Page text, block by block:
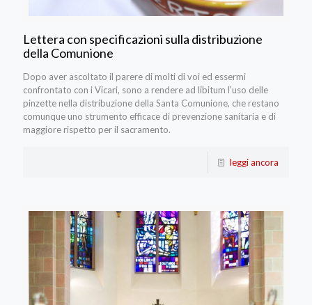
Lettera con specificazioni sulla distribuzione
della Comunione
Dopo aver ascoltato il parere di molti di voi ed essermi
confrontato con i Vicari, sono a rendere ad libitum l'uso delle
pinzette nella distribuzione della Santa Comunione, che restano
comunque uno strumento efficace di prevenzione sanitaria e di
maggiore rispetto per il sacramento.
leggi ancora